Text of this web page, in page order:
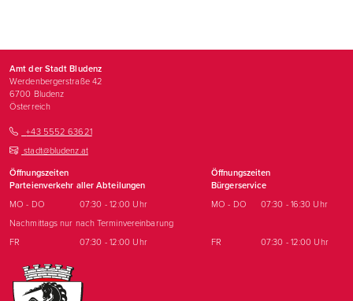
Amt der Stadt Bludenz
Werdenbergerstraße 42
6700 Bludenz
Österreich
+43 5552 63621
stadt@bludenz.at
Öffnungszeiten
Parteienverkehr aller Abteilungen
Öffnungszeiten
Bürgerservice
MO - DO
07:30 - 12:00 Uhr MO - DO
07:30 - 16:30 Uhr
Nachmittags nur nach Terminvereinbarung
FR
07:30 - 12:00 Uhr FR 07:30 - 12:00 Uhr